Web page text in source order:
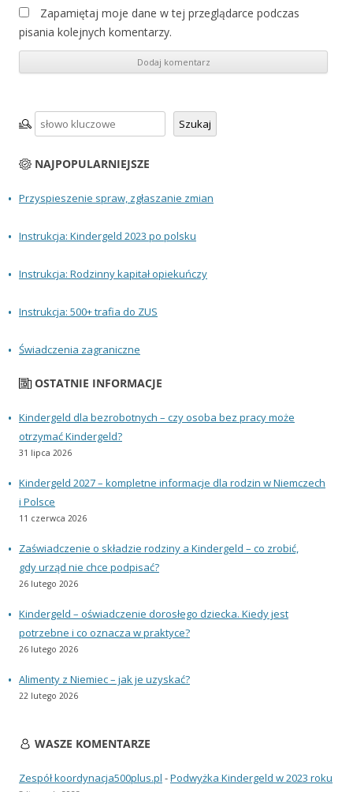
Zapamiętaj moje dane w tej przeglądarce podczas
pisania kolejnych komentarzy.
Szukaj Szukaj
NAJPOPULARNIEJSZE
Przyspieszenie spraw, zgłaszanie zmian
Instrukcja: Kindergeld 2023 po polsku
Instrukcja: Rodzinny kapitał opiekuńczy
Instrukcja: 500+ trafia do ZUS
Świadczenia zagraniczne
OSTATNIE INFORMACJE
Kindergeld dla bezrobotnych – czy osoba bez pracy może
otrzymać Kindergeld?
31 lipca 2026
Kindergeld 2027 – kompletne informacje dla rodzin w Niemczech
i Polsce
11 czerwca 2026
Zaświadczenie o składzie rodziny a Kindergeld – co zrobić,
gdy urząd nie chce podpisać?
26 lutego 2026
Kindergeld – oświadczenie dorosłego dziecka. Kiedy jest
potrzebne i co oznacza w praktyce?
26 lutego 2026
Alimenty z Niemiec – jak je uzyskać?
22 lutego 2026
WASZE KOMENTARZE
Zespół koordynacja500plus.pl -Podwyżka Kindergeld w 2023 roku